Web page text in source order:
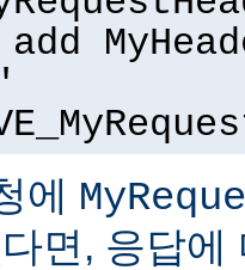
에
면, 응답에